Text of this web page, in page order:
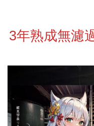
3年熟成無濾